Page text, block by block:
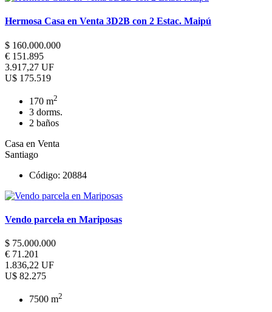
Hermosa Casa en Venta 3D2B con 2 Estac. Maipú
$ 160.000.000
€ 151.895
3.917,27 UF
U$ 175.519
170 m2
3 dorms.
2 baños
Casa en Venta
Santiago
Código: 20884
Vendo parcela en Mariposas
$ 75.000.000
€ 71.201
1.836,22 UF
U$ 82.275
7500 m2